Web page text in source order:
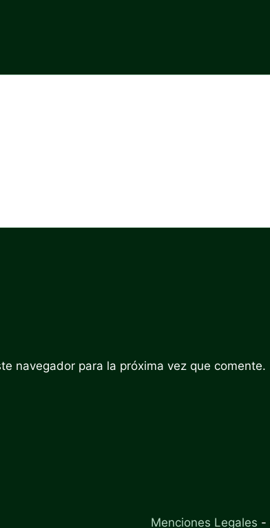
navegador para la próxima vez que comente.
Menciones Legales -